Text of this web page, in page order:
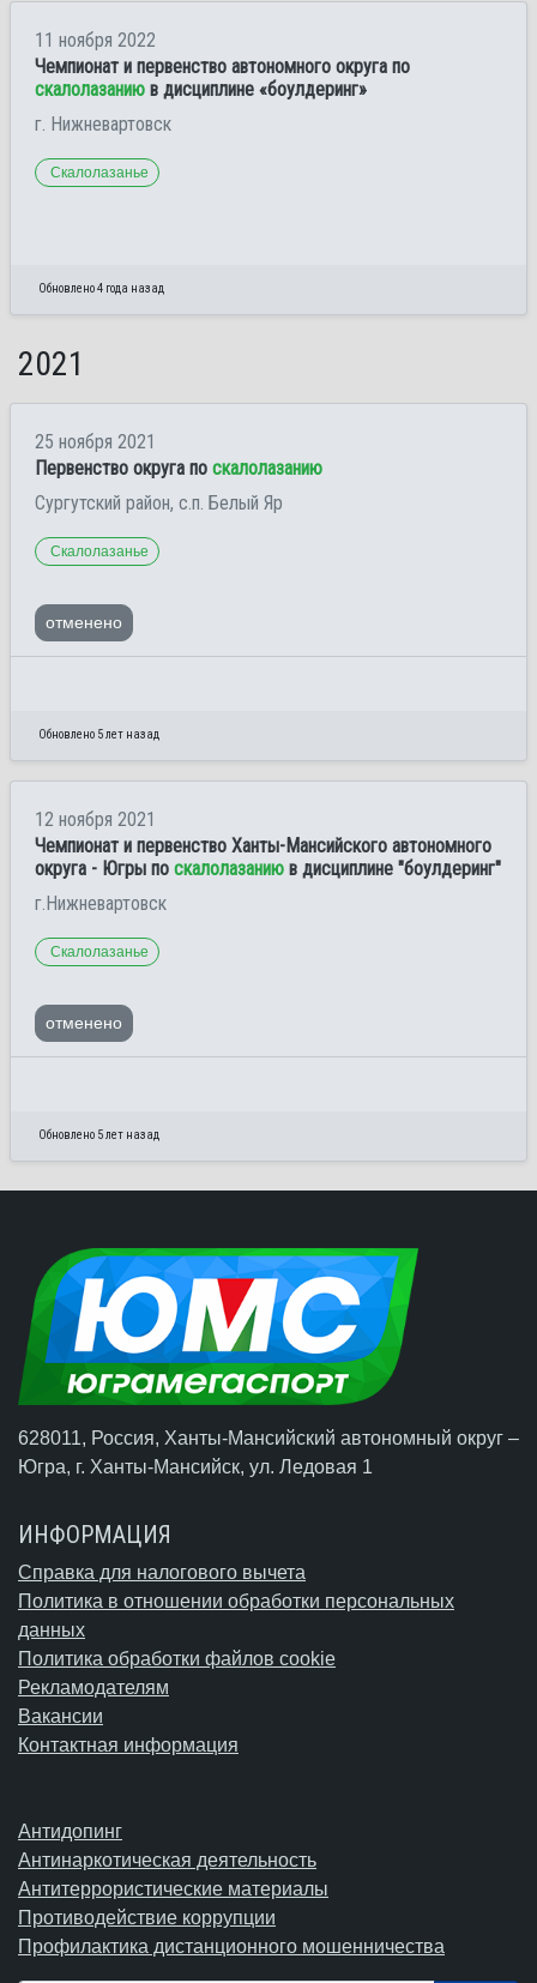
11 ноября 2022
Чемпионат и первенство автономного округа по
скалолазанию в дисциплине «боулдеринг»
г. Нижневартовск
Скалолазанье
Обновлено 4 года назад
2021
25 ноября 2021
Первенство округа по скалолазанию
Сургутский район, с.п. Белый Яр
Скалолазанье
отменено
Обновлено 5 лет назад
12 ноября 2021
Чемпионат и первенство Ханты-Мансийского автономного
округа - Югры по скалолазанию в дисциплине "боулдеринг"
г.Нижневартовск
Скалолазанье
отменено
Обновлено 5 лет назад
628011, Россия, Ханты-Мансийский автономный округ –
Югра, г. Ханты-Мансийск, ул. Ледовая 1
ИНФОРМАЦИЯ
Справка для налогового вычета
Политика в отношении обработки персональных
данных
Политика обработки файлов cookie
Рекламодателям
Вакансии
Контактная информация
Антидопинг
Антинаркотическая деятельность
Антитеррористические материалы
Противодействие коррупции
Профилактика дистанционного мошенничества